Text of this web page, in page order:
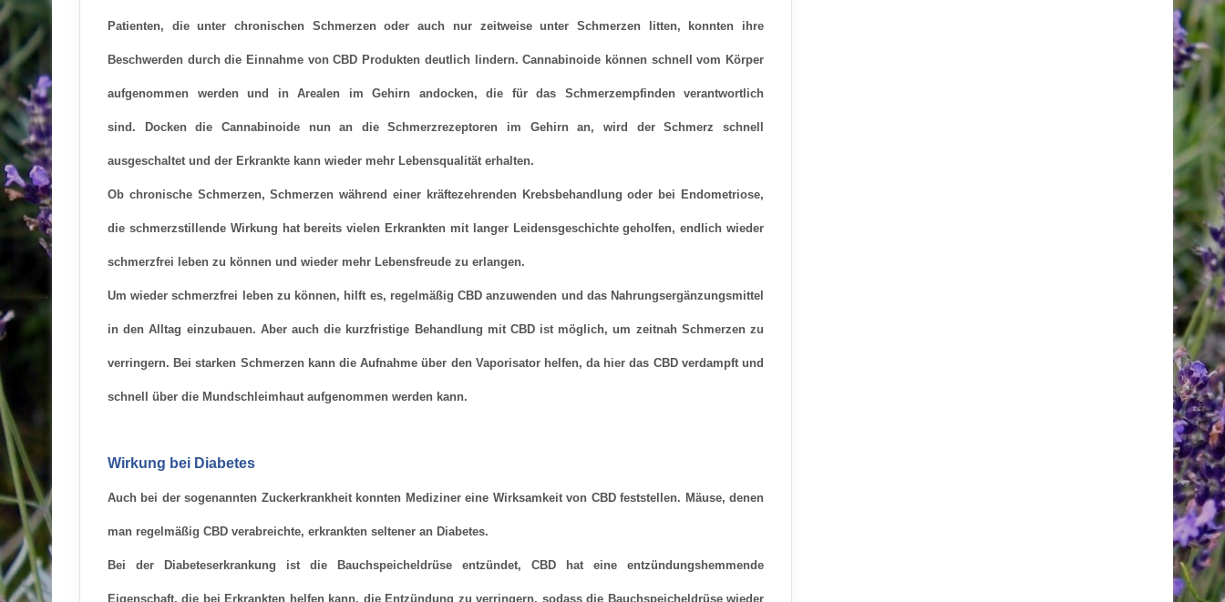
Patienten, die unter chronischen Schmerzen oder auch nur zeitweise unter Schmerzen litten, konnten ihre
Beschwerden durch die Einnahme von CBD Produkten deutlich lindern.Cannabinoide können schnell vom Körper
aufgenommen werden und in Arealen im Gehirn andocken, die für das Schmerzempfinden verantwortlich
sind. Docken die Cannabinoide nun an die Schmerzrezeptoren im Gehirn an, wird der Schmerz schnell
ausgeschaltet und der Erkrankte kann wieder mehr Lebensqualität erhalten.
Ob chronische Schmerzen, Schmerzen während einer kräftezehrenden Krebsbehandlung oder bei Endometriose,
die schmerzstillende Wirkung hat bereits vielen Erkrankten mit langer Leidensgeschichte geholfen, endlich wieder
schmerzfrei leben zu können und wieder mehr Lebensfreude zu erlangen.
Um wieder schmerzfrei leben zu können, hilft es, regelmäßig CBD anzuwenden und das Nahrungsergänzungsmittel
in den Alltag einzubauen. Aber auch die kurzfristige Behandlung mit CBD ist möglich, um zeitnah Schmerzen zu
verringern. Bei starken Schmerzen kann die Aufnahme über den Vaporisator helfen, da hier das CBD verdampft und
schnell über die Mundschleimhaut aufgenommen werden kann.
Wirkung bei Diabetes
Auch bei der sogenannten Zuckerkrankheit konnten Mediziner eine Wirksamkeit von CBD feststellen. Mäuse, denen
man regelmäßig CBD verabreichte, erkrankten seltener an Diabetes.
Bei der Diabeteserkrankung ist die Bauchspeicheldrüse entzündet, CBD hat eine entzündungshemmende
Eigenschaft, die bei Erkrankten helfen kann, die Entzündung zu verringern, sodass die Bauchspeicheldrüse wieder